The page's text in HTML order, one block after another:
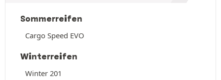
Sommerreifen
Cargo Speed EVO
Winterreifen
Winter 201